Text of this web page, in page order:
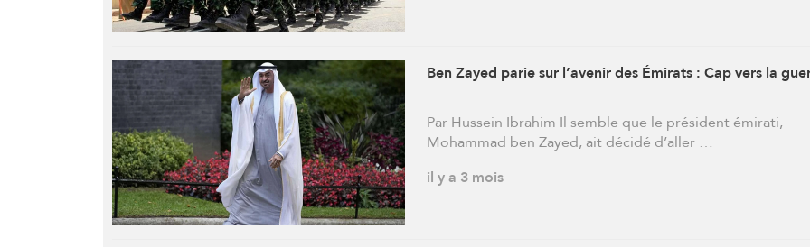
Ben Zayed parie sur l’avenir des Émirats : Cap vers la
Par Hussein Ibrahim Il semble que le président émirati,
Mohammad ben Zayed, ait décidé d’aller …
il y a 3 mois